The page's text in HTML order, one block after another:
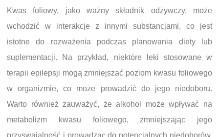
Kwas foliowy, jako ważny składnik odżywczy, może
wchodzić w interakcje z innymi substancjami, co jest
istotne do rozważenia podczas planowania diety lub
suplementacji. Na przykład, niektóre leki stosowane w
terapii epilepsji mogą zmniejszać poziom kwasu foliowego
w organizmie, co może prowadzić do jego niedoboru.
Warto również zauważyć, że alkohol może wpływać na
metabolizm kwasu foliowego, zmniejszając jego
przyswajalność i prowadząc do potencjalnych niedoborów.